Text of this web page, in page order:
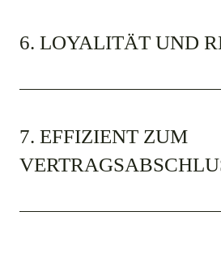
6. LOYALITÄT UND
7. EFFIZIENT ZUM